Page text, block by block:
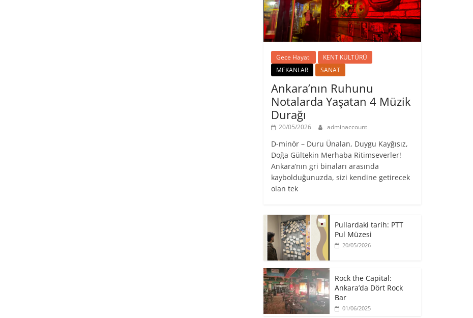
Gece Hayatı
KENT KÜLTÜRÜ
MEKANLAR
SANAT
Ankara’nın Ruhunu
Notalarda Yaşatan 4 Müzik
Durağı
20/05/2026 adminaccount
D-minör – Duru Ünalan, Duygu Kayğısız,
Doğa Gültekin Merhaba Ritimseverler!
Ankara’nın gri binaları arasında
kaybolduğunuzda, sizi kendine getirecek
olan tek
Pullardaki tarih: PTT
Pul Müzesi
20/05/2026
Rock the Capital:
Ankara’da Dört Rock
Bar
01/06/2025